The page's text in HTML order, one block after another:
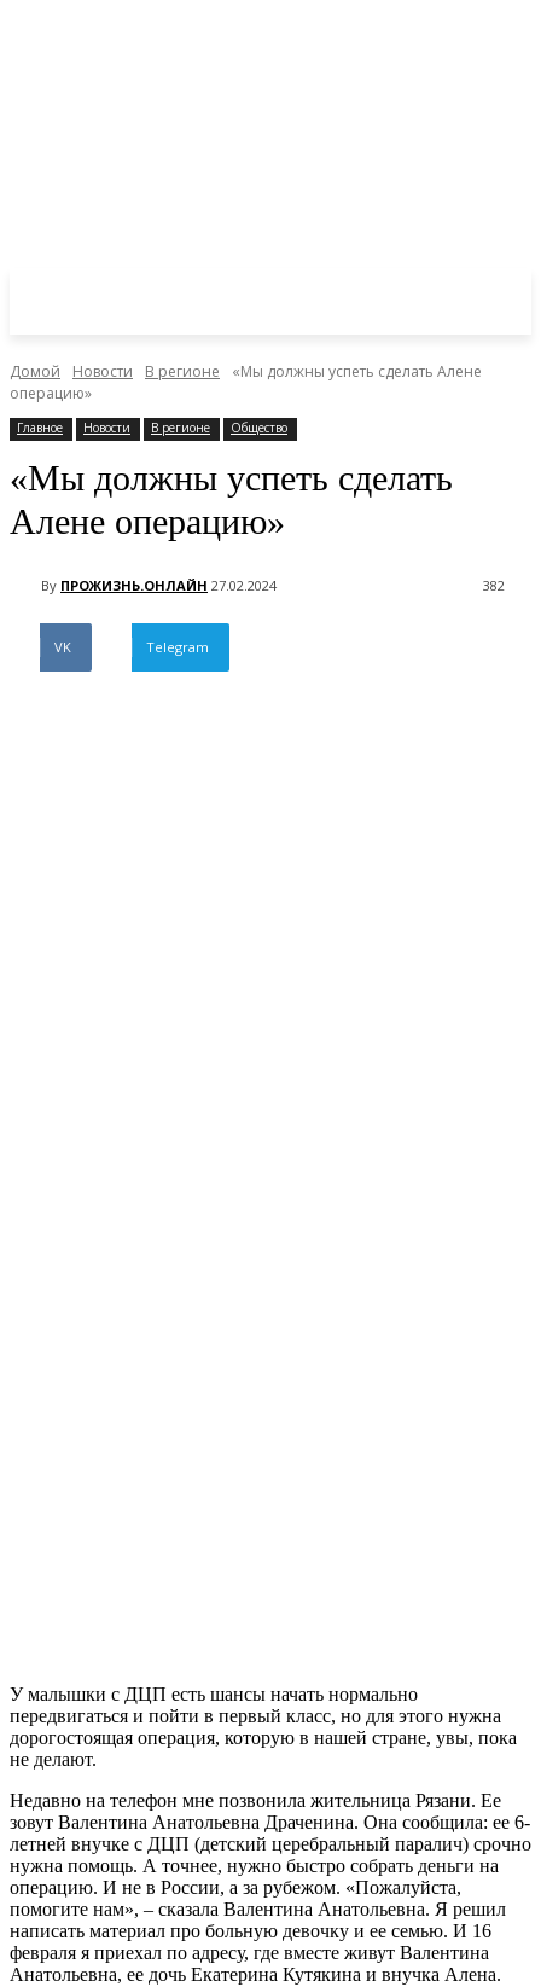
Домой Новости В регионе
«Мы должны успеть сделать Алене
операцию»
Главное Новости В регионе Общество
«Мы должны успеть сделать
Алене операцию»
By ПРОЖИЗНЬ.ОНЛАЙН 27.02.2024 382
VK Telegram
У малышки с ДЦП есть шансы начать нормально
передвигаться и пойти в первый класс, но для этого нужна
дорогостоящая операция, которую в нашей стране, увы, пока
не делают.
Недавно на телефон мне позвонила жительница Рязани. Ее
зовут Валентина Анатольевна Драченина. Она сообщила: ее 6-
летней внучке с ДЦП (детский церебральный паралич) срочно
нужна помощь. А точнее, нужно быстро собрать деньги на
операцию. И не в России, а за рубежом. «Пожалуйста,
помогите нам», – сказала Валентина Анатольевна. Я решил
написать материал про больную девочку и ее семью. И 16
февраля я приехал по адресу, где вместе живут Валентина
Анатольевна, ее дочь Екатерина Кутякина и внучка Алена.